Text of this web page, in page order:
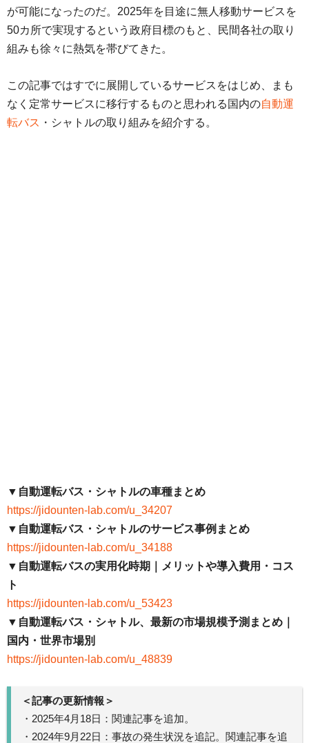
が可能になったのだ。2025年を目途に無人移動サービスを
50カ所で実現するという政府目標のもと、民間各社の取り
組みも徐々に熱気を帯びてきた。
この記事ではすでに展開しているサービスをはじめ、まも
なく定常サービスに移行するものと思われる国内の自動運
転バス ・シャトルの取り組みを紹介する。
▼自動運転バス・シャトルの車種まとめ
https://jidounten-lab.com/u_34207
▼自動運転バス・シャトルのサービス事例まとめ
https://jidounten-lab.com/u_34188
▼自動運転バスの実用化時期｜メリットや導入費用・コス
ト
https://jidounten-lab.com/u_53423
▼自動運転バス・シャトル、最新の市場規模予測まとめ｜
国内・世界市場別
https://jidounten-lab.com/u_48839
＜記事の更新情報＞
・2025年4月18日：関連記事を追加。
・2024年9月22日：事故の発生状況を追記。関連記事を追